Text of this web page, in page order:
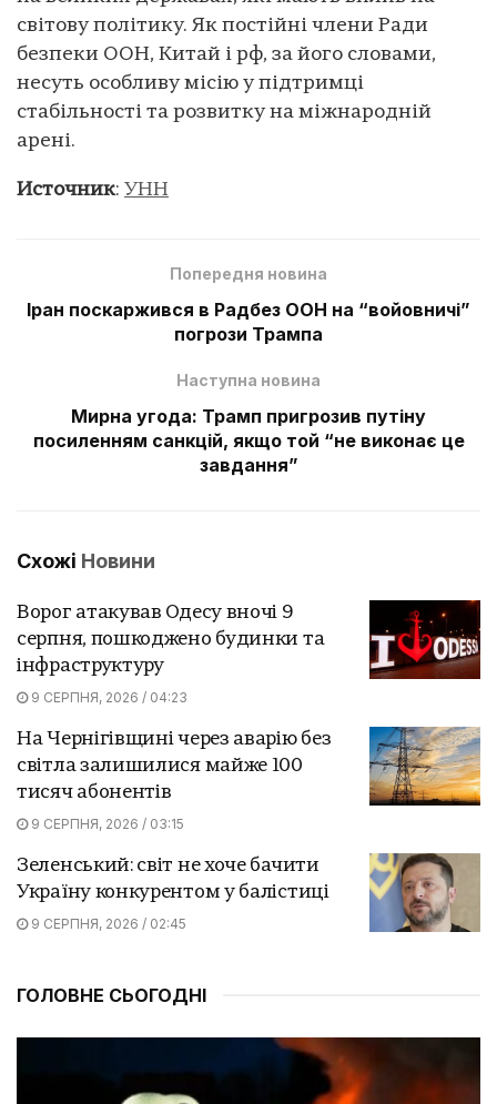
світову політику. Як постійні члени Ради
безпеки ООН, Китай і рф, за його словами,
несуть особливу місію у підтримці
стабільності та розвитку на міжнародній
арені.
Источник: УНН
Попередня новина
Іран поскаржився в Радбез ООН на “войовничі”
погрози Трампа
Наступна новина
Мирна угода: Трамп пригрозив путіну
посиленням санкцій, якщо той “не виконає це
завдання”
Схожі Новини
Ворог атакував Одесу вночі 9
серпня, пошкоджено будинки та
інфраструктуру
9 СЕРПНЯ, 2026 / 04:23
На Чернігівщині через аварію без
світла залишилися майже 100
тисяч абонентів
9 СЕРПНЯ, 2026 / 03:15
Зеленський: світ не хоче бачити
Україну конкурентом у балістиці
9 СЕРПНЯ, 2026 / 02:45
ГОЛОВНЕ СЬОГОДНІ